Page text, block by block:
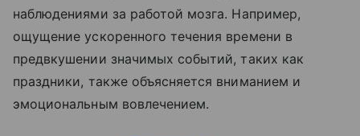
наблюдениями за работой мозга. Например,
ощущение ускоренного течения времени в
предвкушении значимых событий, таких как
праздники, также объясняется вниманием и
эмоциональным вовлечением.